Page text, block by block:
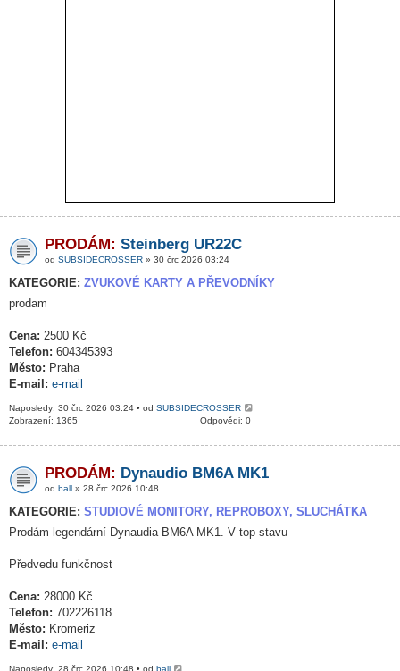
PRODÁM: Steinberg UR22C
od SUBSIDECROSSER » 30 črc 2026 03:24
KATEGORIE: ZVUKOVÉ KARTY A PŘEVODNÍKY
prodam
Cena: 2500 Kč
Telefon: 604345393
Město: Praha
E-mail: e-mail
Naposledy: 30 črc 2026 03:24 • od SUBSIDECROSSER
Odpovědi: 0
Zobrazení: 1365
PRODÁM: Dynaudio BM6A MK1
od ball » 28 črc 2026 10:48
KATEGORIE: STUDIOVÉ MONITORY, REPROBOXY, SLUCHÁTKA
Prodám legendární Dynaudia BM6A MK1. V top stavu
Předvedu funkčnost
Cena: 28000 Kč
Telefon: 702226118
Město: Kromeriz
E-mail: e-mail
Naposledy: 28 črc 2026 10:48 • od ball